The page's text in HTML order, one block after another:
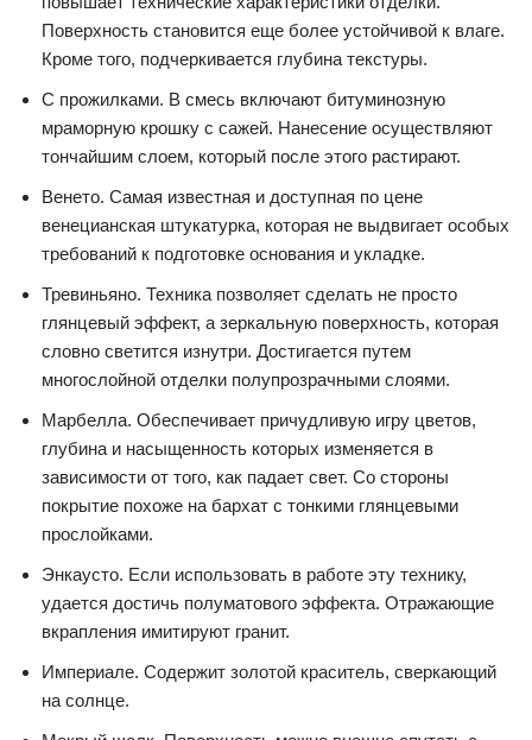
Поверхность становится еще более устойчивой к влаге.
Кроме того, подчеркивается глубина текстуры.
С прожилками. В смесь включают битуминозную
мраморную крошку с сажей. Нанесение осуществляют
тончайшим слоем, который после этого растирают.
Венето. Самая известная и доступная по цене
венецианская штукатурка, которая не выдвигает особых
требований к подготовке основания и укладке.
Тревиньяно. Техника позволяет сделать не просто
глянцевый эффект, а зеркальную поверхность, которая
словно светится изнутри. Достигается путем
многослойной отделки полупрозрачными слоями.
Марбелла. Обеспечивает причудливую игру цветов,
глубина и насыщенность которых изменяется в
зависимости от того, как падает свет. Со стороны
покрытие похоже на бархат с тонкими глянцевыми
прослойками.
Энкаусто. Если использовать в работе эту технику,
удается достичь полуматового эффекта. Отражающие
вкрапления имитируют гранит.
Империале. Содержит золотой краситель, сверкающий
на солнце.